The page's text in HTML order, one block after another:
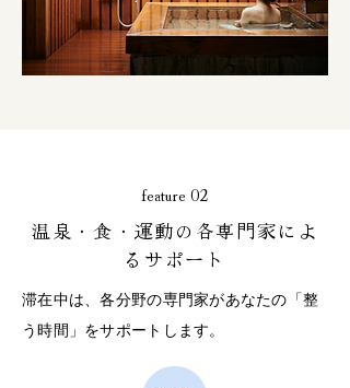
feature 02
温泉・食・運動の各専門家によ
るサポート
滞在中は、各分野の専門家があなたの「整
う時間」をサポートします。